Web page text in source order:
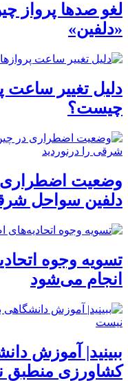
لغو صدها پرواز
«دلفین»
دلیل تغییر ساعت
چیست؟
وضعیت اضطراری
دلفین سواحل
تسویه وجوه
انجام می‌شود
ببینید| آموزش
کشاورزی منطبق